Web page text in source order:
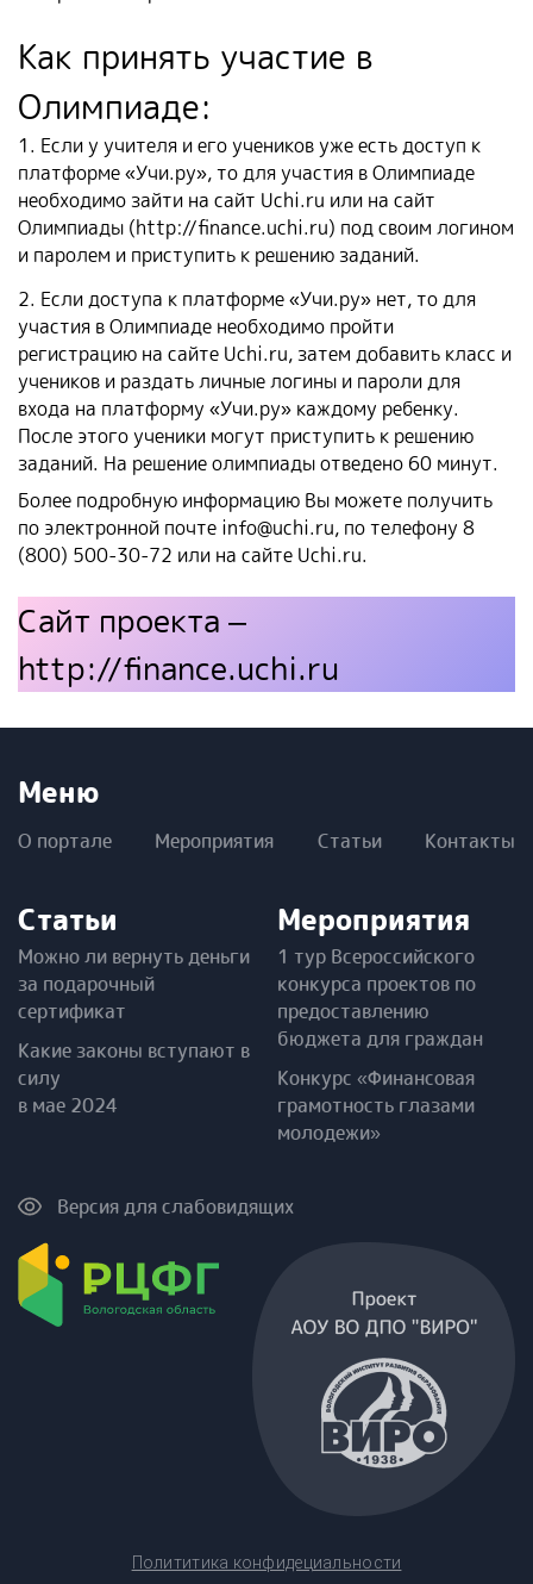
Как принять участие в
Олимпиаде:
1. Если у учителя и его учеников уже есть доступ к
платформе «Учи.ру», то для участия в Олимпиаде
необходимо зайти на сайт Uchi.ru или на сайт
Олимпиады (http://finance.uchi.ru) под своим логином
и паролем и приступить к решению заданий.
2. Если доступа к платформе «Учи.ру» нет, то для
участия в Олимпиаде необходимо пройти
регистрацию на сайте Uchi.ru, затем добавить класс и
учеников и раздать личные логины и пароли для
входа на платформу «Учи.ру» каждому ребенку.
После этого ученики могут приступить к решению
заданий. На решение олимпиады отведено 60 минут.
Более подробную информацию Вы можете получить
по электронной почте info@uchi.ru, по телефону 8
(800) 500-30-72 или на сайте Uchi.ru.
Сайт проекта –
http://finance.uchi.ru
Меню
О портале Мероприятия Статьи Контакты
Статьи
Можно ли вернуть деньги
за подарочный
сертификат
Какие законы вступают в
силу
в мае 2024
Мероприятия
1 тур Всероссийского
конкурса проектов по
предоставлению
бюджета для граждан
Конкурс «Финансовая
грамотность глазами
молодежи»
Версия для слабовидящих
Полититика конфидециальности